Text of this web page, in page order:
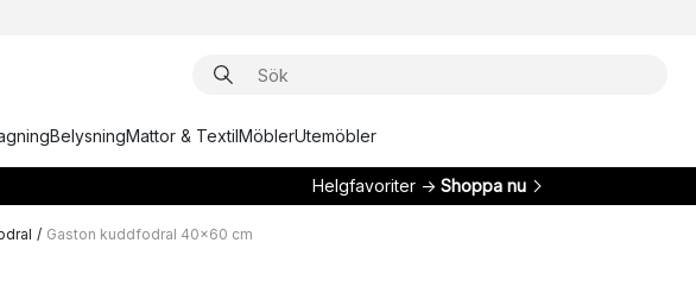
BelysningMattor & TextilMöblerUtemöbler
Helgfavoriter → Shoppa nu
/ Gaston kuddfodral 40x60 cm